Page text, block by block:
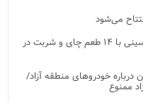
می‌شود
پذیرایی متفاوت و باشکوه از عزاداران حسینی با ۱۴ طعم چای و شربت در
خودروهای منطقه آزاد/
ممنوع